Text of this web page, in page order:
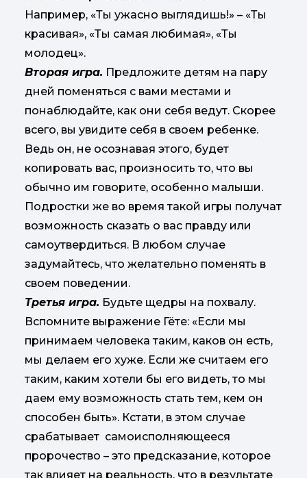
Например, «Ты ужасно выглядишь!» – «Ты
красивая», «Ты самая любимая», «Ты
молодец».
Вторая игра. Предложите детям на пару
дней поменяться с вами местами и
понаблюдайте, как они себя ведут. Скорее
всего, вы увидите себя в своем ребенке.
Ведь он, не осознавая этого, будет
копировать вас, произносить то, что вы
обычно им говорите, особенно малыши.
Подростки же во время такой игры получат
возможность сказать о вас правду или
самоутвердиться. В любом случае
задумайтесь, что желательно поменять в
своем поведении.
Третья игра. Будьте щедры на похвалу.
Вспомните выражение Гёте: «Если мы
принимаем человека таким, каков он есть,
мы делаем его хуже. Если же считаем его
таким, каким хотели бы его видеть, то мы
даем ему возможность стать тем, кем он
способен быть». Кстати, в этом случае
срабатывает самоисполняющееся
пророчество – это предсказание, которое
так влияет на реальность, что в результате